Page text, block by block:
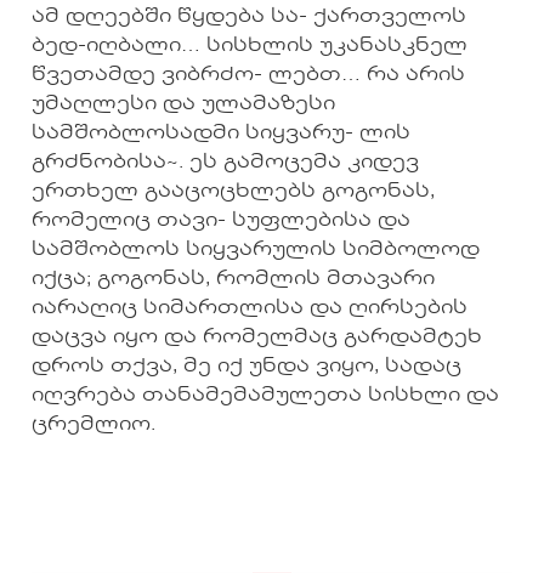
ამ დღეებში წყდება სა- ქართველოს
ბედ-იღბალი… სისხლის უკანასკნელ
წვეთამდე ვიბრძო- ლებთ… რა არის
უმაღლესი და ულამაზესი
სამშობლოსადმი სიყვარუ- ლის
გრძნობისა~. ეს გამოცემა კიდევ
ერთხელ გააცოცხლებს გოგონას,
რომელიც თავი- სუფლებისა და
სამშობლოს სიყვარულის სიმბოლოდ
იქცა; გოგონას, რომლის მთავარი
იარაღიც სიმართლისა და ღირსების
დაცვა იყო და რომელმაც გარდამტეხ
დროს თქვა, მე იქ უნდა ვიყო, სადაც
იღვრება თანამემამულეთა სისხლი და
ცრემლიო.